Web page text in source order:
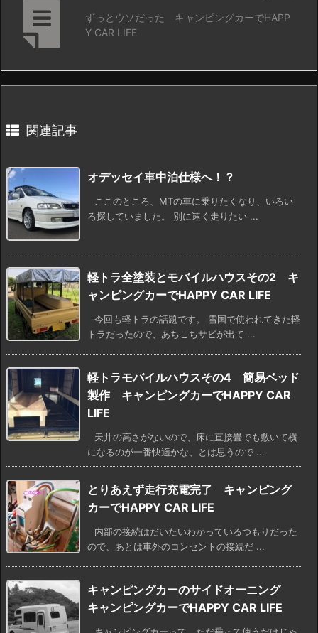
ずっとウソだった キャンピングカーでHAPP
Y CAR LIFE
関連記事
オデッセイ車中泊仕様へ！？
ここのところ、MTの車に乗りたくなり、いろい
ろ探していました。 別に速く走りたい ...
軽トラ全塗装とモバイルハウスその2 キ
ャンピングカーでHAPPY CAR LIFE
今回も軽トラの話題です。 雪国で使われてきた軽
トラだったので、あちこちサビが出て ...
軽トラモバイルハウスその4 簡易ベッド
製作 キャンピングカーでHAPPY CAR
LIFE
天井の高さがないので、床に直接畳でも敷いて横
になるのが一番快適かな、とは思うので ...
とりあえず走行充電完了 キャンピング
カーでHAPPY CAR LIFE
内部の接続はだいたいわかっているつもりだった
ので、あとは車外のコンセントの接続だ ...
キャンピングカーのサイドオーニング
キャンピングカーでHAPPY CAR LIFE